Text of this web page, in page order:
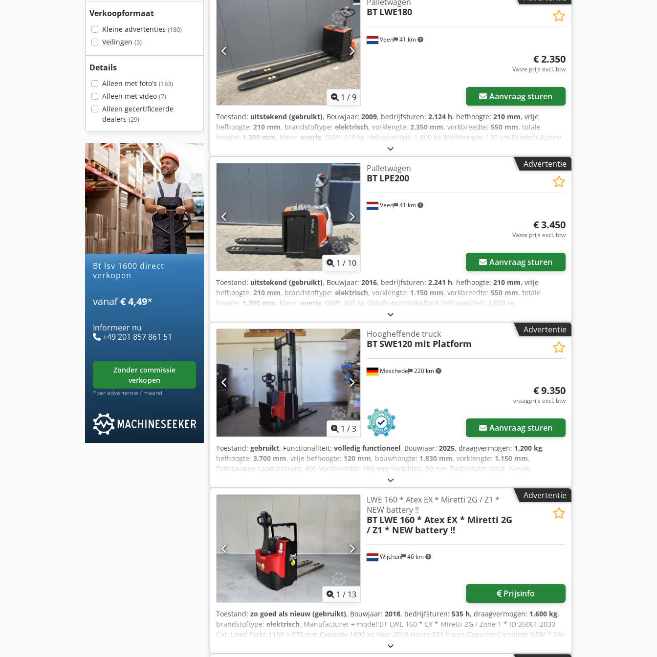
Verkoopformaat
Kleine advertenties (180)
Veilingen (3)
Details
Alleen met foto's (183)
Alleen met video (7)
Alleen gecertificeerde
dealers (29)
bt lsv 1600 direct
verkopen
vanaf€ 4,49*
Informeer nu
+49 201 857 861 51
zonder commissie
verkopen
*per advertentie / maand
1 /9
Veen 41 km
Palletwagen
BT LWE180
€ 2.350
Vaste prijs excl. btw
Aanvraag sturen
Toestand: uitstekend (gebruikt), Bouwjaar: 2009, bedrijfsturen: 2.124 h, hefhoogte: 210 mm, vrije
hefhoogte: 210 mm, brandstoftype: elektrisch, vorklengte: 2.350 mm, vorkbreedte: 550 mm, totale
hoogte: 1.300 mm, kleur: overig, GVW: 610 kg Hefcapaciteit: 1.800 kg Werkhoogte: 130 cm Dcodpfx Ajzrmr
Ioftok VORKMAAT 2350 X 550 MM, Voor vervoer van meerdere pallets tegelijk. Nieuwe batterijcellen 24V
3PzB 225Ah met vulsysteem, 220V hoogfrequent ader, NIEUWE wielen, Tandem vorkwielen, BT TOYOTA
LWE 180, In Nederland garantie machine en batterij 3 maanden.
Advertentie
1 / 10
Veen 41 km
Palletwagen
BT LPE200
€ 3.450
Vaste prijs excl. btw
Aanvraag sturen
Toestand: uitstekend (gebruikt), Bouwjaar: 2016, bedrijfsturen: 2.241 h, hefhoogte: 210 mm, vrije
hefhoogte: 210 mm, brandstoftype: elektrisch, vorklengte: 1.150 mm, vorkbreedte: 550 mm, totale
hoogte: 1.300 mm, kleur: overig, GVW: 835 kg Djdpfx Aozrmdkeftock Hefcapaciteit: 2.000 kg
FUNCTIONEERT ALS NIEUW! Batterij 24V 5PzB 500Ah met vulsysteem, 220V hoogfrequent lader, Vorkmaat
1150 x 550 mm en afstand tussen de vorken 190 mm, Tandem vorkwielen, Opklapbaar staplateau,
Stuurbekrachtiging, In Nederland garantie machine 3 maanden, in Nederland garantie batterij 1 jaar.
Advertentie
1 /3
Meschede 220 km
Hoogheffende truck
BTSWE120 mit Platform
€ 9.350
vraagprijs excl. btw
Aanvraag sturen
Toestand: gebruikt, Functionaliteit: volledig functioneel, Bouwjaar: 2025, draagvermogen: 1.200 kg,
hefhoogte: 3.700 mm, vrije hefhoogte: 120 mm, bouwhoogte: 1.830 mm, vorklengte: 1.150 mm,
Palletwagen Laadcentrum: 600 Vorkbreedte: 180 mm Vorkdikte: 60 mm Technische staat: Nieuw
Accuspanning: 24V Dcodjwkk Iyepfx Aftek Batterij Ah: 225Ah
Advertentie
1 / 13
Wijchen 46 km
LWE 160 * Atex EX * Miretti 2G / Z1 *
NEW battery !!
BT LWE 160 * Atex EX * Miretti 2G
/ Z1 * NEW battery !!
Prijsinfo
Toestand: zo goed als nieuw (gebruikt), Bouwjaar: 2018, bedrijfsturen: 535 h, draagvermogen: 1.600 kg,
brandstoftype: elektrisch, Manufacturer + model:BT LWE 160 * EX * Miretti 2G / Zone 1 * ID:26061.2030
Cat.:Used Forks:1150 x 570 mm Capacity:1600 kg Year:2018 Hours:535 hours Capacity:Complete NEW * 24v
/ 225ah * Bj 04/2026 Options:* EX * MIRETTI E9098 Systeem / Certificate = AR 17 ATEX 016 Gasgroep = IIB
Type = Cat 2G ( toegestaan in ZONE 1 en 2 ) Dcedjzq Um Rjpfx Aftok Tempklasse = T4Eventueel uit te